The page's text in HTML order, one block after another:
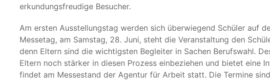
erkundungsfreudige Besucher.
Am ersten Ausstellungstag werden sich überwiegend Schüler auf
Messetag, am Samstag, 28. Juni, steht die Veranstaltung den
denn Eltern sind die wichtigsten Begleiter in Sachen Berufswahl.
Eltern noch stärker in diesen Prozess einbeziehen und bietet eine
findet am Messestand der Agentur für Arbeit statt. Die Termine